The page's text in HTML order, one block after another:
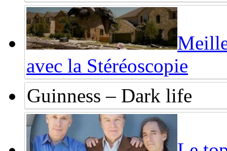
avec la Stéréoscopie
Guinness – Dark life